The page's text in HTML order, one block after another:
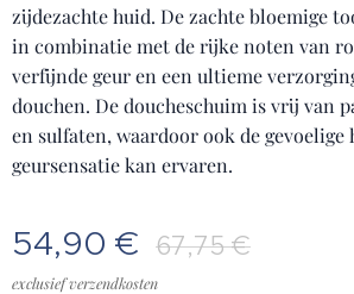
zijdezachte huid. De zachte bloemige
in combinatie met de rijke noten van
verfijnde geur en een ultieme
douchen. De doucheschuim is vrij van
en sulfaten, waardoor ook de gevoelige
geursensatie kan ervaren.
54,90 € 67,75€
exclusief verzendkosten